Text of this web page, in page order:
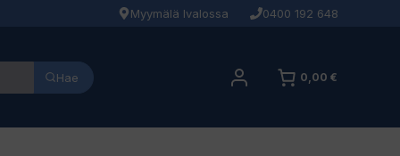
Myymälä Ivalossa 0400 192 648
Hae 0,00 €